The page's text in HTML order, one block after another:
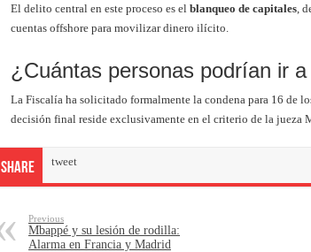
El delito central en este proceso es el blanqueo de capitales ,
cuentas offshore para movilizar dinero ilícito.
¿Cuántas personas podrían ir
La Fiscalía ha solicitado formalmente la condena para 16 de
decisión final reside exclusivamente en el criterio de la jueza
Share tweet
Previous
Mbappé y su lesión de rodilla:
Alarma en Francia y Madrid